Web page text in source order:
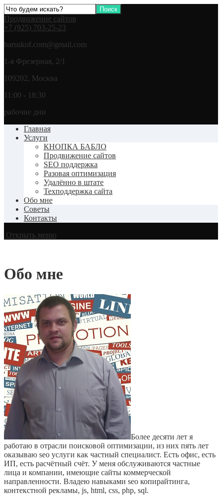
Продвижение сайтов
+7 (925) 703-25-23
barsukof.com@gmail.com
1-я Фрезерная, 2/1
109202, Москва
11:00 - 18:30
рабочие дни
Главная
Услуги
КНОПКА БАБЛО
Продвижение сайтов
SEO поддержка
Разовая оптимизация
Удалённо в штате
Техподдержка сайта
Обо мне
Советы
Контакты
Открыть меню
Обо мне
Более десяти лет я
работаю в отрасли поисковой оптимизации, из них пять лет
оказываю seo услуги как частный специалист. Есть офис, есть
ИП, есть расчётный счёт. У меня обслуживаются частные
лица и компании, имеющие сайты коммерческой
направленности. Владею навыками seo копирайтинга,
контекстной рекламы, js, html, css, php, sql.